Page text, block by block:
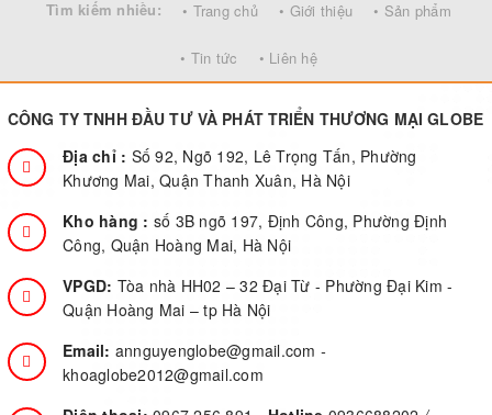
Tìm kiếm nhiều: • Trang chủ • Giới thiệu • Sản phẩm
• Tin tức • Liên hệ
CÔNG TY TNHH ĐẦU TƯ VÀ PHÁT TRIỂN THƯƠNG MẠI GLOBE
Địa chỉ : Số 92, Ngõ 192, Lê Trọng Tấn, Phường
Khương Mai, Quận Thanh Xuân, Hà Nội
Kho hàng : số 3B ngõ 197, Định Công, Phường Định
Công, Quận Hoàng Mai, Hà Nội
VPGD: Tòa nhà HH02 – 32 Đại Từ - Phường Đại Kim -
Quận Hoàng Mai – tp Hà Nội
Email: annguyenglobe@gmail.com -
khoaglobe2012@gmail.com